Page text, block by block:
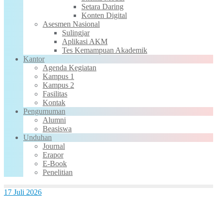
Setara Daring
Konten Digital
Asesmen Nasional
Sulingjar
Aplikasi AKM
Tes Kemampuan Akademik
Kantor
Agenda Kegiatan
Kampus 1
Kampus 2
Fasilitas
Kontak
Pengumuman
Alumni
Beasiswa
Unduhan
Journal
Erapor
E-Book
Penelitian
17 Juli 2026